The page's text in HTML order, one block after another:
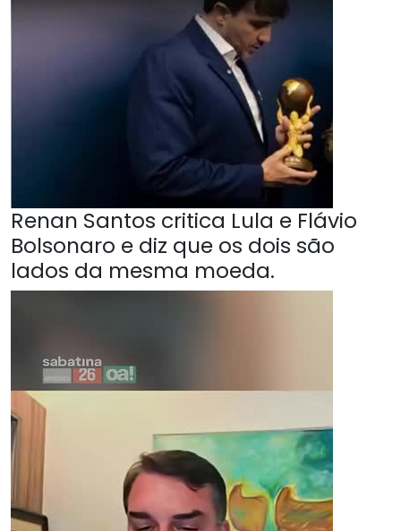
Renan Santos critica Lula e Flávio
Bolsonaro e diz que os dois são
lados da mesma moeda.